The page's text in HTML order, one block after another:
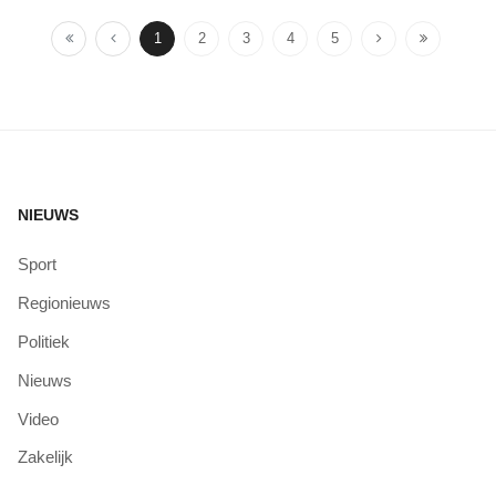
1 2 3 4 5
NIEUWS
Sport
Regionieuws
Politiek
Nieuws
Video
Zakelijk